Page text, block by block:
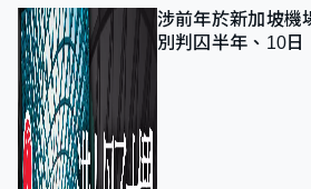
涉前年於新加坡
別判囚半年、10日